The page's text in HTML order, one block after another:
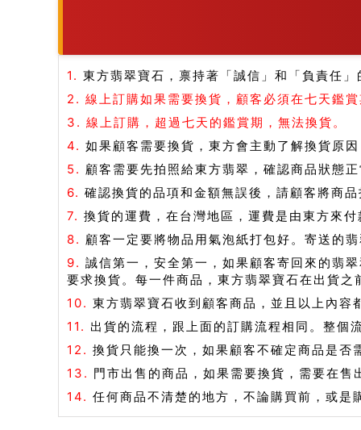
1. 東方翡翠寶石，禀持著「誠信」和「負責任
2. 線上訂購如果需要換貨，顧客必須在七天鑑
3. 線上訂購，超過七天的鑑賞期，無法換貨。
4. 如果顧客需要換貨，東方會主動了解換貨原
5. 顧客需要先拍照給東方翡翠，確認商品狀態
6. 確認換貨的品項和金額無誤後，請顧客將商
7. 換貨的運費，在台灣地區，運費是由東方來
8. 顧客一定要將物品用氣泡紙打包好。寄送的
9. 誠信第一，安全第一，如果顧客寄回來的翡
要求換貨。每一件商品，東方翡翠寶石在出貨
10. 東方翡翠寶石收到顧客商品，並且以上內
11. 出貨的流程，跟上面的訂購流程相同。整個
12. 換貨只能換一次，如果顧客不確定商品是
13. 門市出售的商品，如果需要換貨，需要在
14. 任何商品不清楚的地方，不論購買前，或